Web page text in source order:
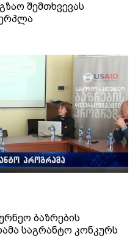
შემთხვევას
ბაზრების
საგრანტო კონკურს